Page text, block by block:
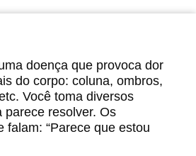
doença que provoca dor
do corpo: coluna, ombros,
Você toma diversos
parece resolver. Os
falam: “Parece que estou